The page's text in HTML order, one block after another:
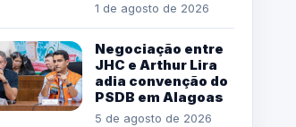
1 de agosto de 2026
Negociação entre
JHC e Arthur Lira
adia convenção do
PSDB em Alagoas
5 de agosto de 2026